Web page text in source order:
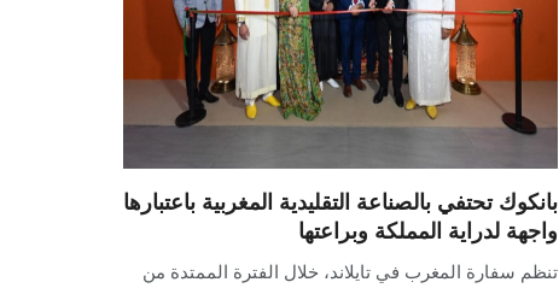
بانكوك تحتفي بالصناعة التقليدية المغربية باعتبارها
واجهة لدراية المملكة وبراعتها
تنظم سفارة المغرب في تايلاند، خلال الفترة الممتدة من